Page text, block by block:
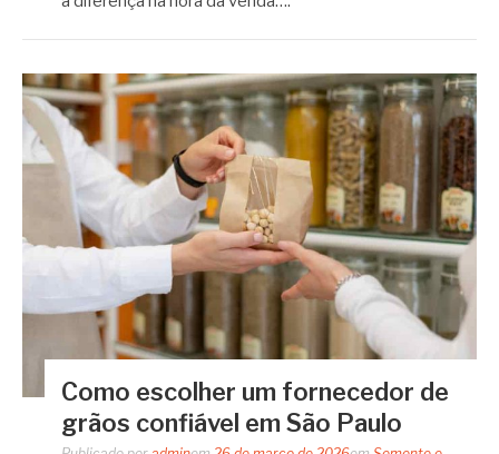
Como escolher um fornecedor de
grãos confiável em São Paulo